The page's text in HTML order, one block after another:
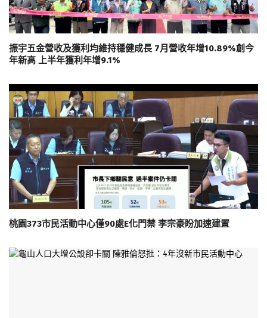
振宇五金營收及獲利均維持穩健成長 7月營收年增10.89%創今
年新高 上半年獲利年增9.1%
桃園373市民活動中心僅90處E化門禁 李宗豪盼加速建置